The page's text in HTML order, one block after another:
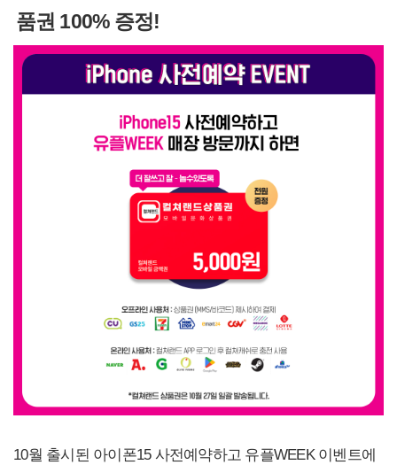
품권 100% 증정!
10월 출시된 아이폰15 사전예약하고 유플WEEK 이벤트에